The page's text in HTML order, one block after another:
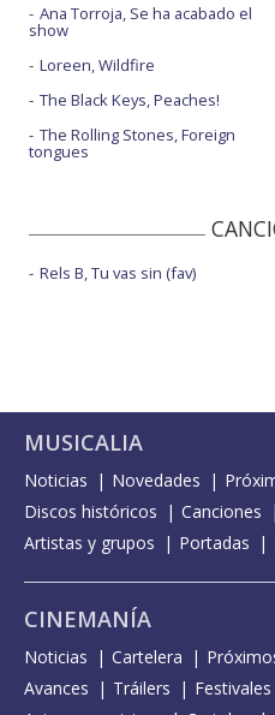
Ana Torroja, Se ha acabado el
show
Loreen, Wildfire
The Black Keys, Peaches!
The Rolling Stones, Foreign
tongues
Rels B, Tu vas sin (fav)
MUSICALIA
Noticias Novedades
Discos históricos
Canciones
Artistas y grupos
Portadas
CINEMANÍA
Noticias Cartelera
Avances
Tráilers